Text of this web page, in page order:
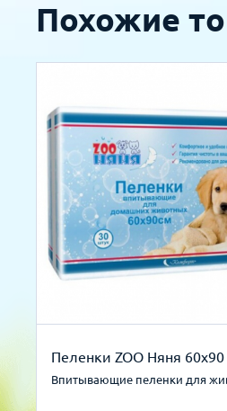
Похожие
Пеленки ZOO Няня 60х90
Впитывающие пеленки для